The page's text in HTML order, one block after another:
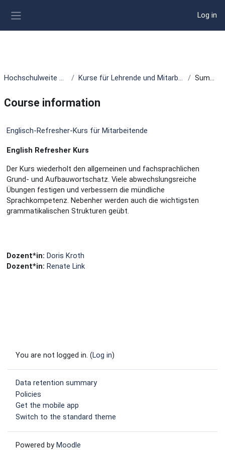
Log in
Hochschulweite Kurse Kurse für Lehrende und Mitarbeitende Summary
Course information
Englisch-Refresher-Kurs für Mitarbeitende
English Refresher Kurs
Der Kurs wiederholt den allgemeinen und fachsprachlichen
Grund- und Aufbauwortschatz. Viele abwechslungsreiche
Übungen festigen und verbessern die mündliche
Sprachkompetenz. Nebenher werden auch die wichtigsten
grammatikalischen Strukturen geübt.
Dozent*in: Doris Kroth
Dozent*in: Renate Link
You are not logged in. (Log in)
Data retention summary
Policies
Get the mobile app
Switch to the standard theme
Powered by Moodle